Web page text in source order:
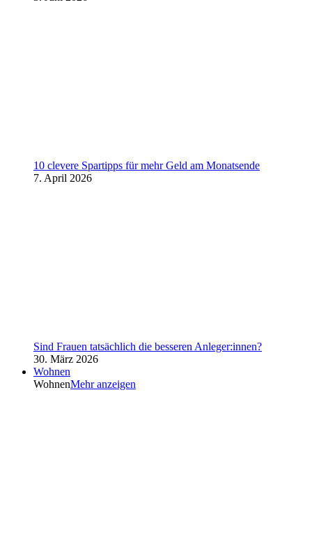
10 clevere Spartipps für mehr Geld am Monatsende
7. April 2026
Sind Frauen tatsächlich die besseren Anleger:innen?
30. März 2026
Wohnen
WohnenMehr anzeigen